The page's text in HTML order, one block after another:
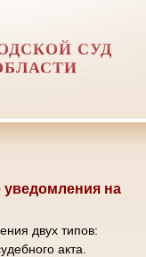
СУД
уведомления на
двух типов:
акта.